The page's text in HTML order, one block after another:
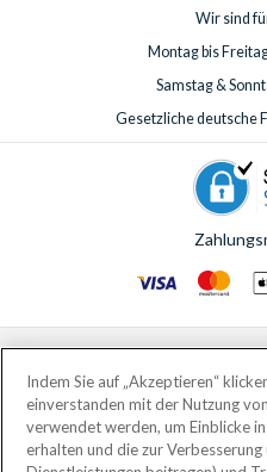
Wir sind
Montag bis
Samstag &
Gesetzliche deutsche
©
Eingetragener Firmensitz: 2nd Floor
Richmond, United
AttractionTickets.com is a trading
the owners of UK Trademark
Registered in England with
Indem Sie auf „Akzeptieren“
einverstanden mit der Nutzung
verwendet werden, um Einblicke
erhalten und die zur